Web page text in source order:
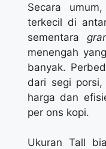
Secara
terkecil di
sementara
menengah
banyak.
dari segi
harga dan
per ons kopi.
Ukuran Tall